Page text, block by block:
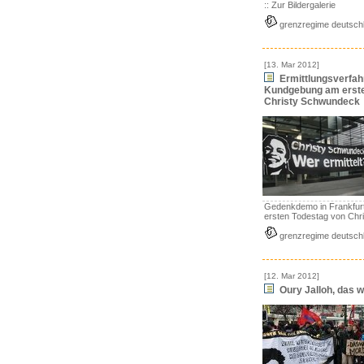
:: Zur Bildergalerie
grenzregime
[13. Mar 2012]
Kundgebung am
Christy Schwundeck
Gedenkdemo in
ersten Todestag von
grenzregime
[12. Mar 2012]
Oury Jalloh, das